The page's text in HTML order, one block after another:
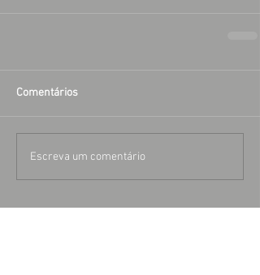
Comentários
Escreva um comentário